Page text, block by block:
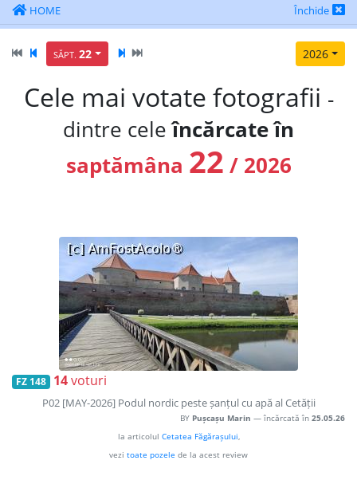
HOME Închide
2026
SĂPT. 22
Cele mai votate fotografii -
dintre celeîncărcate în
saptămâna 22 / 2026
FZ 148 14voturi
P02 [MAY-2026] Podul nordic peste șanțul cu apă al Cetății
BY Pușcașu Marin — încărcată în 25.05.26
la articolul Cetatea Făgărașului,
vezi toate pozele de la acest review